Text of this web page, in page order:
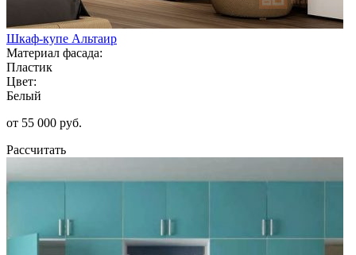
Шкаф-купе Альтаир
Материал фасада:
Пластик
Цвет:
Белый
от 55 000 руб.
Рассчитать